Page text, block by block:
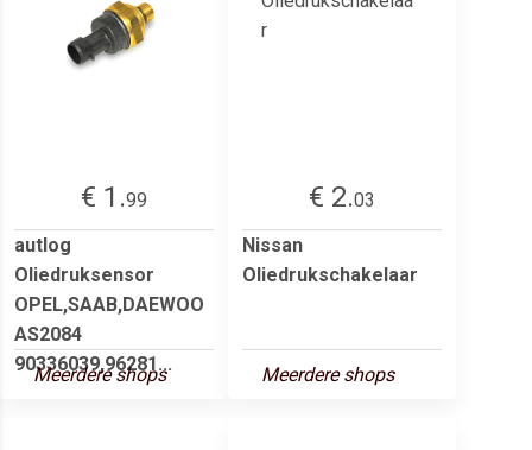
€ 1.99
autlog
Oliedruksensor
OPEL,SAAB,DAEWOO
AS2084
90336039,96281...
Meerdere shops
€ 2.03
Nissan
Oliedrukschakelaar
Meerdere shops